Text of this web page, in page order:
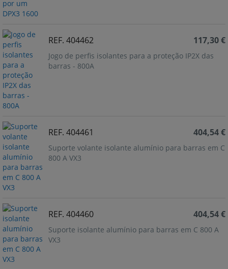
REF. 404462
Jogo de perfis isolantes para a proteção IP2X das
barras - 800A
117,30 €
REF. 404461
Suporte volante isolante alumínio para barras em C
800 A VX3
404,54 €
REF. 404460
Suporte isolante alumínio para barras em C 800 A
VX3
404,54 €